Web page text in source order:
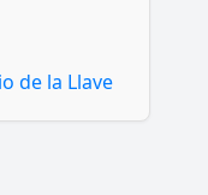
de la Llave